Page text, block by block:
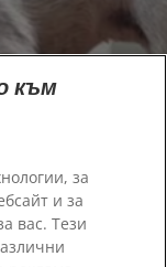
към
за
и за
вас. Тези